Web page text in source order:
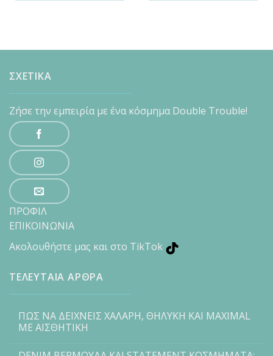
ΣΧΕΤΙΚΑ
Ζήσε την εμπειρία με ένα κόσμημα Double Trouble!
ΠΡΟΦΙΛ
ΕΠΙΚΟΙΝΩΝΙΑ
Ακολουθήστε μας και στο TikTok
ΤΕΛΕΥΤΑΙΑ ΑΡΘΡΑ
ΠΩΣ ΝΑ ΔΕΙΧΝΕΙΣ ΧΑΛΑΡΗ, ΘΗΛΥΚΗ ΚΑΙ MAXIMAL
ΜΕ ΑΙΣΘΗΤΙΚΗ